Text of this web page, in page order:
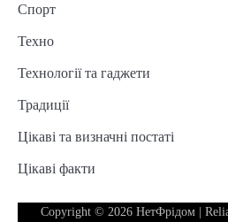
Спорт
Техно
Технології та гаджети
Традиції
Цікаві та визначні постаті
Цікаві факти
Copyright © 2026 НетФрідом |